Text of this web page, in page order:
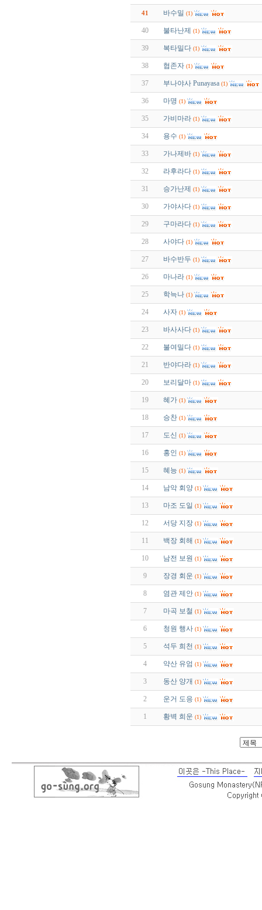
41 바수밀 (1)
40 불타난제 (1)
39 복타밀다 (1)
38 협존자 (1)
37 부나야사 Punayasa (1)
36 마명 (1)
35 가비마라 (1)
34 용수 (1)
33 가나제바 (1)
32 라후라다 (1)
31 승가난제 (1)
30 가야사다 (1)
29 구마라다 (1)
28 사야다 (1)
27 바수반두 (1)
26 마나라 (1)
25 학늑나 (1)
24 사자 (1)
23 바사사다 (1)
22 불여밀다 (1)
21 반야다라 (1)
20 보리달마 (1)
19 혜가 (1)
18 승찬 (1)
17 도신 (1)
16 홍인 (1)
15 혜능 (1)
14 남악 회양 (1)
13 마조 도일 (1)
12 서당 지장 (1)
11 백장 회해 (1)
10 남전 보원 (1)
9 장경 회운 (1)
8 염관 제안 (1)
7 마곡 보철 (1)
6 청원 행사 (1)
5 석두 희천 (1)
4 약산 유엄 (1)
3 동산 양개 (1)
2 운거 도응 (1)
1 황벽 희운 (1)